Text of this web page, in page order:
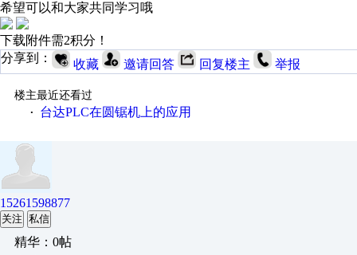
希望可以和大家共同学习哦
下载附件需2积分！
分享到：
收藏 邀请回答 回复楼主 举报
楼主最近还看过
·
台达PLC在圆锯机上的应用
15261598877
关注 私信
精华：0帖